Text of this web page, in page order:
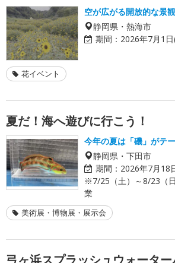
空が広がる開放的な景
静岡県・熱海市
期間： 2026年7月1
花イベント
夏だ！海へ遊びに行こう！
今年の夏は「磯」がテ
静岡県・下田市
期間： 2026年7月18
※7/25（土）～8/23（
業
美術展・博物展・展示会
弓ヶ浜スプラッシュウォーター